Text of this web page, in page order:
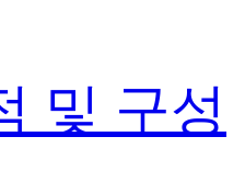
및 구성